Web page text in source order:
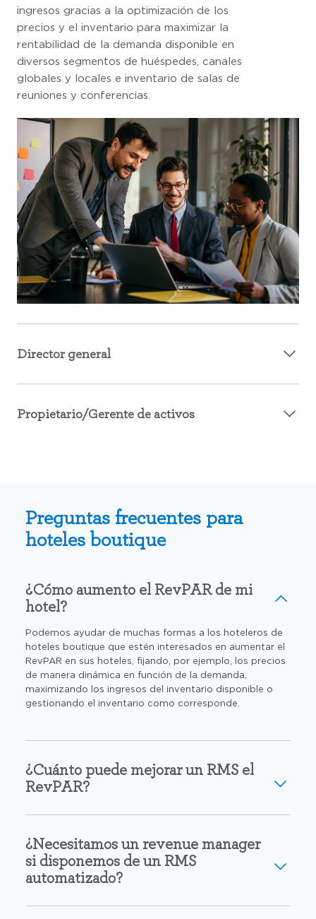
ingresos gracias a la optimización de los
precios y el inventario para maximizar la
rentabilidad de la demanda disponible en
diversos segmentos de huéspedes, canales
globales y locales e inventario de salas de
reuniones y conferencias.
Director general
Propietario/Gerente de activos
Preguntas frecuentes para
hoteles boutique
¿Cómo aumento el RevPAR de mi
hotel?
Podemos ayudar de muchas formas a los hoteleros de
hoteles boutique que estén interesados en aumentar el
RevPAR en sus hoteles, fijando, por ejemplo, los precios
de manera dinámica en función de la demanda,
maximizando los ingresos del inventario disponible o
gestionando el inventario como corresponde.
¿Cuánto puede mejorar un RMS el
RevPAR?
¿Necesitamos un revenue manager
si disponemos de un RMS
automatizado?